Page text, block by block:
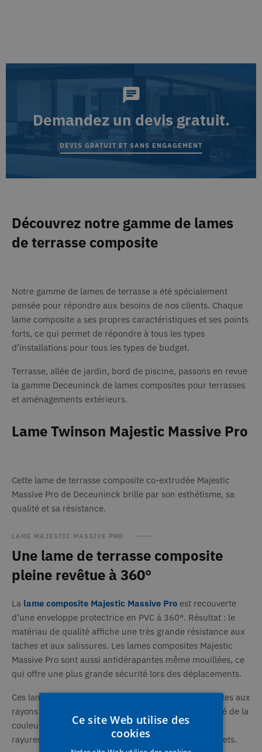
Demandez un devis gratuit.
DEVIS GRATUIT ET SANS ENGAGEMENT
Découvrez notre gamme de lames
de terrasse composite
Notre gamme de lames de terrasse a été spécialement
pensée pour répondre aux besoins de nos clients. Chaque
lame composite a ses propres caractéristiques et ses points
forts, ce qui permet de répondre à tous les types
d’installations pour tous les types de budget.
Terrasse, allée de jardin, bord de piscine, passons en revue
la gamme Deceuninck de lames composites pour terrasses
et aménagements extérieurs.
Lame Twinson Majestic Massive Pro
Cette lame de terrasse composite co-extrudée Majestic
Massive Pro de Deceuninck brille par son esthétisme, sa
qualité et sa résistance.
LAME MAJESTIC MASSIVE PRO
Une lame de terrasse composite
pleine revêtue à 360°
La lame composite Majestic Massive Pro est recouverte
d’une enveloppe protectrice en PVC à 360°. Résultat : le
matériau de qualité affiche une très grande résistance aux
taches et aux salissures. Les lames composites Majestic
Massive Pro sont aussi antidérapantes même mouillées, ce
qui offre une plus grande sécurité lors des déplacements.
Ces lames de jardin green sont parfaitement résistantes aux
rayons ultra-violets ce qui garantit une bonne stabilité de la
couleur. La robustesse de l’enveloppe les protège des
rayures et des marques d’impact lors de chutes d’objets.
Ce site Web utilise des
cookies